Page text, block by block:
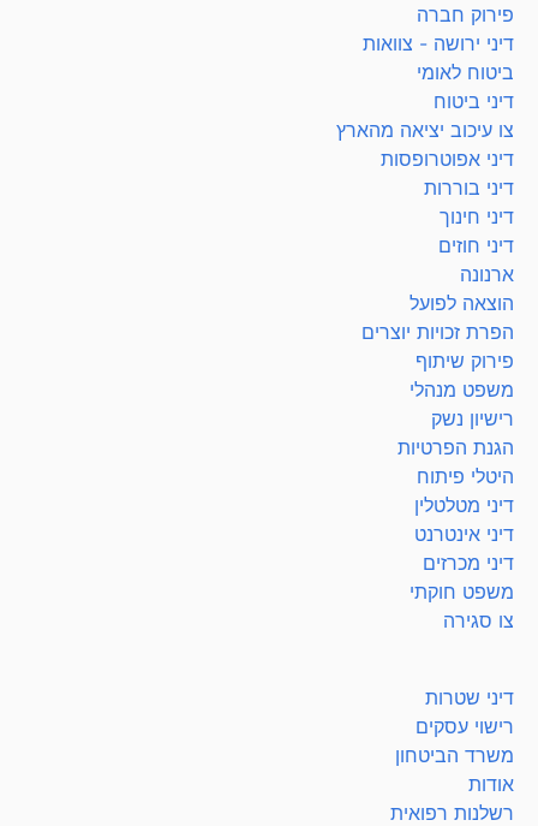
פירוק חברה
דיני ירושה - צוואות
ביטוח לאומי
דיני ביטוח
צו עיכוב יציאה מהארץ
דיני אפוטרופסות
דיני בוררות
דיני חינוך
דיני חוזים
ארנונה
הוצאה לפועל
הפרת זכויות יוצרים
פירוק שיתוף
משפט מנהלי
רישיון נשק
הגנת הפרטיות
היטלי פיתוח
דיני מטלטלין
דיני אינטרנט
דיני מכרזים
משפט חוקתי
צו סגירה
דיני שטרות
רישוי עסקים
משרד הביטחון
אודות
רשלנות רפואית